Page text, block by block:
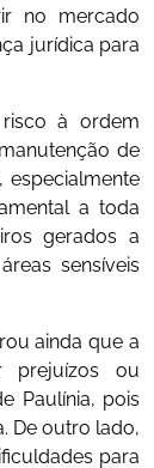
no mercado
jurídica para
à ordem
de
a toda
gerados a
sensíveis
ainda que a
prejuízos ou
Paulínia, pois
De outro lado,
para